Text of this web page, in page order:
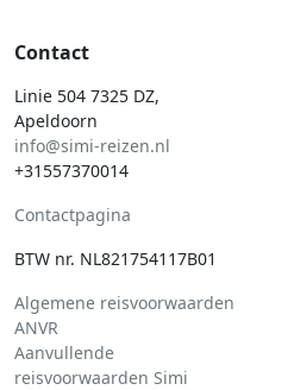
Contact
Linie 504 7325 DZ,
Apeldoorn
info@simi-reizen.nl
+31557370014
Contactpagina
BTW nr. NL821754117B01
Algemene reisvoorwaarden
ANVR
Aanvullende
reisvoorwaarden Simi